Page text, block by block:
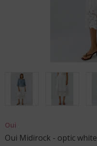
Oui
Oui Midirock - optic white